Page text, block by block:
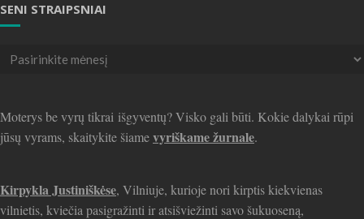
SENI STRAIPSNIAI
Seni
Moterys be vyrų tikrai išgyventų? Visko gali būti. Kokie dalykai rūpi
jūsų vyrams, skaitykite šiamevyriškame žurnale.
Kirpykla Justiniškėse, Vilniuje, kurioje nori kirptis kiekvienas
vilnietis, kviečia pasigražinti ir atsišviežinti savo šukuoseną,